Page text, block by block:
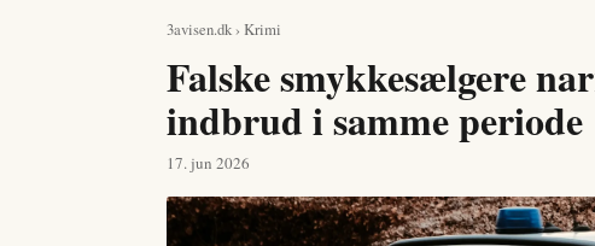
3avisen.dk› Krimi
Falske smykkesælgere
indbrud i samme periode
17. jun 2026